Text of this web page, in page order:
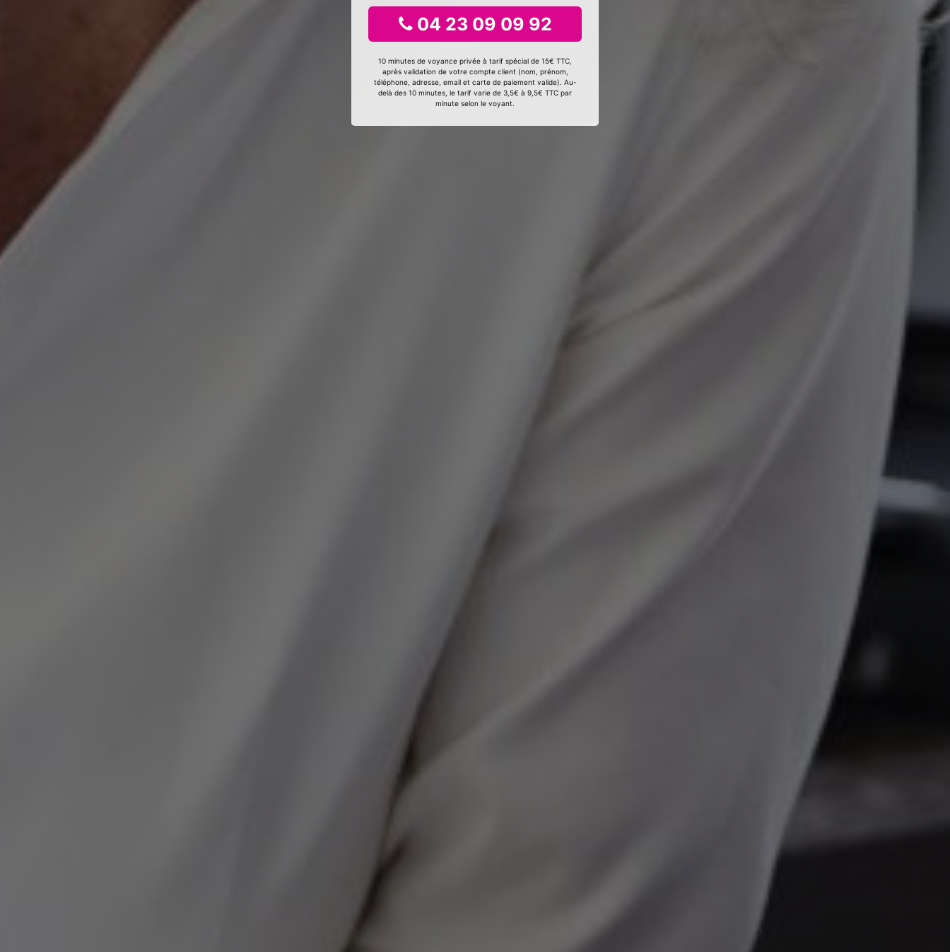
04 23 09 09 92
10 minutes de voyance privée à tarif spécial de 15€ TTC,
après validation de votre compte client (nom, prénom,
téléphone, adresse, email et carte de paiement valide). Au-
delà des 10 minutes, le tarif varie de 3,5€ à 9,5€ TTC par
minute selon le voyant.